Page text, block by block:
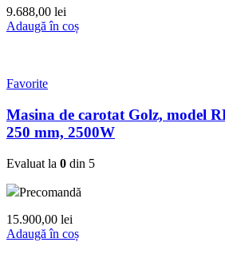
9.688,00 lei
Adaugă în coș
Favorite
Masina de carotat Golz, model
250 mm, 2500W
Evaluat la 0 din 5
Precomandă
15.900,00 lei
Adaugă în coș